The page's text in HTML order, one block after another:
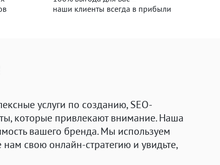
наши клиенты всегда в прибыли
услуги по созданию, SEO-
которые привлекают внимание. Наша
вашего бренда. Мы используем
свою онлайн-стратегию и увидьте,